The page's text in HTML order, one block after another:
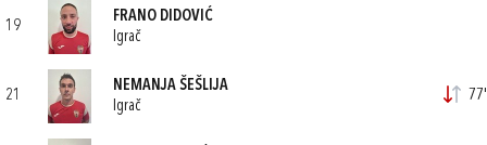
19
FRANO DIDOVIĆ
Igrač
21
NEMANJA ŠEŠLIJA
Igrač
77'